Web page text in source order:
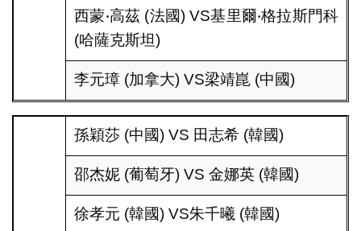
西蒙‧高茲 (法國) VS基里爾‧格拉斯門科
(哈薩克斯坦)
李元璋 (加拿大) VS梁靖崑 (中國)
孫穎莎 (中國) VS 田志希 (韓國)
邵杰妮 (葡萄牙) VS 金娜英 (韓國)
徐孝元 (韓國) VS朱千曦 (韓國)